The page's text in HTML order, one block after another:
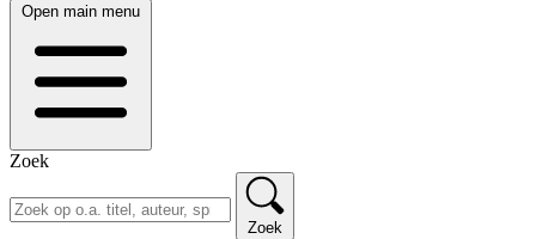
Open main menu
Zoek
Zoek